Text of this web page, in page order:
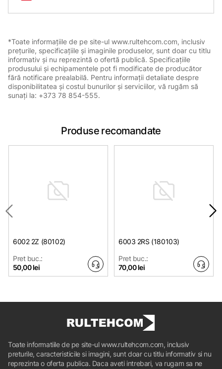
*Toate informațiile de pe site-ul www.rultehcom.com, inclusiv
prețurile, specificațiile și imaginile produselor, sunt doar cu titlu
informativ și nu reprezintă o ofertă publică. Specificațiile
produsului și echipamentele pot fi modificate de producător
fără notificare prealabilă. Pentru informații detaliate despre
disponibilitatea și costul bunurilor și serviciilor, vă rugăm să
sunați la: +373 78 854-555.
Produse recomandate
6002 2Z (80102)
Pret buc.:
50,00 lei
6003 2RS (180103)
Pret buc.:
70,00 lei
Toate informatiile de pe site-ul www.rultehcom.com, inclusiv
preturile, caracteristicile si imagini, sunt doar cu titlu informativ si nu
reprezinta o oferta publica. Daca aveti intrebari, va rugam sa ne